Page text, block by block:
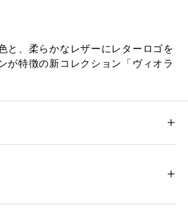
と、柔らかなレザーにレターロゴを
が特徴の新コレクション「ヴィオラ
のある設計です。取り外しの出来る
モール）